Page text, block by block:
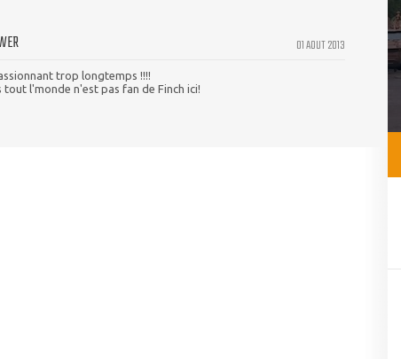
01 AOUT 2013
trop longtemps !!!!
tout l'monde n'est pas fan de Finch ici!